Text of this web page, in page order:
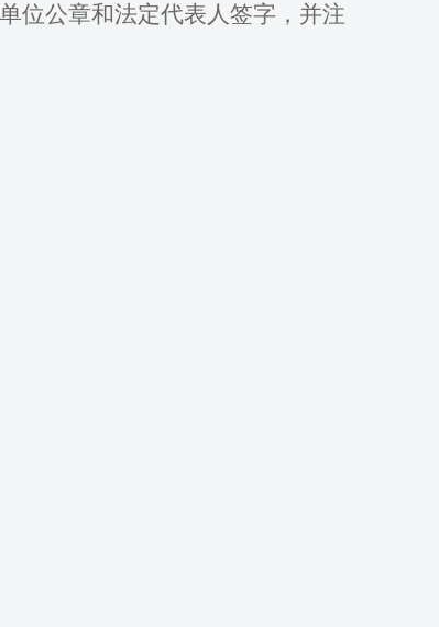
位公章和法定代表人签字，并注